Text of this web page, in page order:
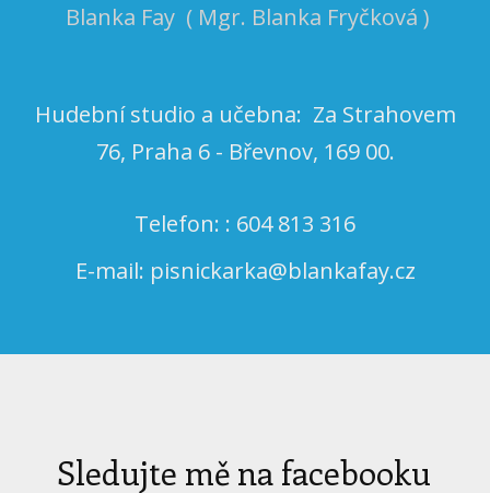
Blanka Fay ( Mgr. Blanka Fryčková )
Hudební studio a učebna: Za Strahovem
76, Praha 6 - Břevnov, 169 00.
Telefon: : 604 813 316
E-mail: pisnickarka@blankafay.cz
Sledujte mě na facebooku